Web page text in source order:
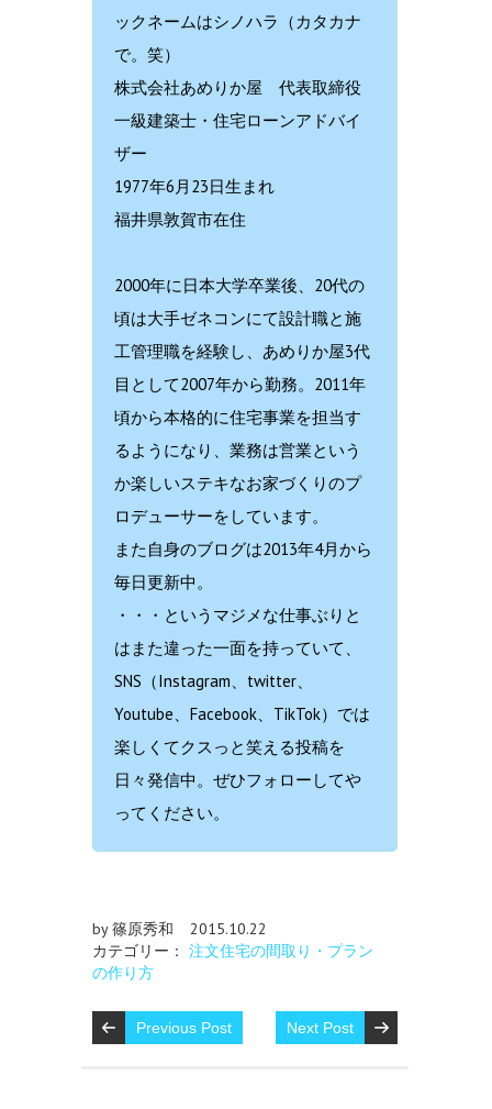
ックネームはシノハラ（カタカナ
で。笑）
株式会社あめりか屋 代表取締役
一級建築士・住宅ローンアドバイ
ザー
1977年6月23日生まれ
福井県敦賀市在住
2000年に日本大学卒業後、20代の
頃は大手ゼネコンにて設計職と施
工管理職を経験し、あめりか屋3代
目として2007年から勤務。2011年
頃から本格的に住宅事業を担当す
るようになり、業務は営業という
か楽しいステキなお家づくりのプ
ロデューサーをしています。
また自身のブログは2013年4月から
毎日更新中。
・・・というマジメな仕事ぶりと
はまた違った一面を持っていて、
SNS（Instagram、twitter、
Youtube、Facebook、TikTok）では
楽しくてクスっと笑える投稿を
日々発信中。ぜひフォローしてや
ってください。
by 篠原秀和
2015.10.22
カテゴリー： 注文住宅の間取り・プラン
の作り方
Previous Post Next Post